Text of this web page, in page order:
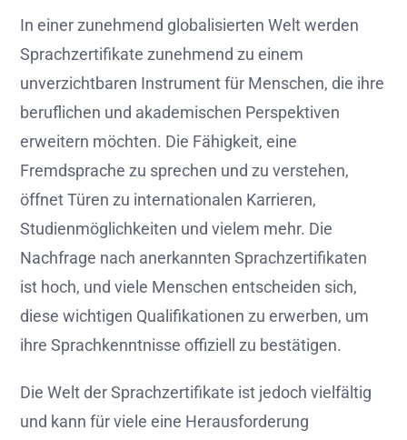
In einer zunehmend globalisierten Welt werden
Sprachzertifikate zunehmend zu einem
unverzichtbaren Instrument für Menschen, die ihre
beruflichen und akademischen Perspektiven
erweitern möchten. Die Fähigkeit, eine
Fremdsprache zu sprechen und zu verstehen,
öffnet Türen zu internationalen Karrieren,
Studienmöglichkeiten und vielem mehr. Die
Nachfrage nach anerkannten Sprachzertifikaten
ist hoch, und viele Menschen entscheiden sich,
diese wichtigen Qualifikationen zu erwerben, um
ihre Sprachkenntnisse offiziell zu bestätigen.
Die Welt der Sprachzertifikate ist jedoch vielfältig
und kann für viele eine Herausforderung